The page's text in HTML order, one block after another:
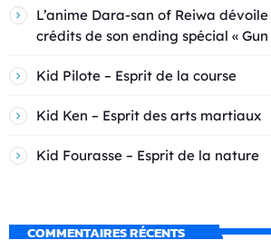
L’anime Dara-san of Reiwa
crédits de son ending spécial « Gun
Kid Pilote – Esprit de la course
Kid Ken – Esprit des arts martiaux
Kid Fourasse – Esprit de la nature
COMMENTAIRES RÉCENTS